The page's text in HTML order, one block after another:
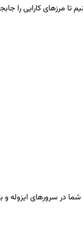
کارایی را
سرورهای ایزوله و